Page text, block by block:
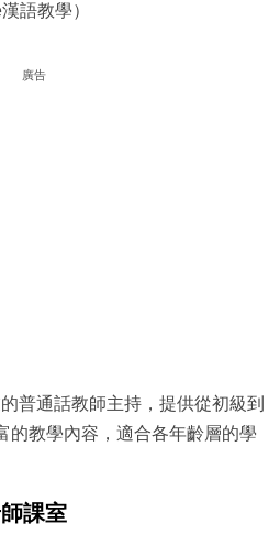
語教學）
廣告
普通話教師主持，提供從初級到
的教學內容，適合各年齡層的學
課室